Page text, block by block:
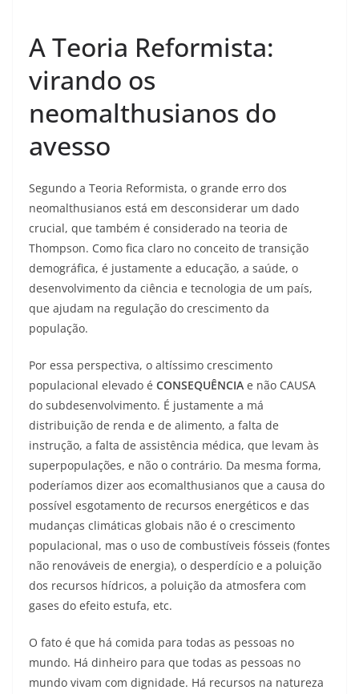
A Teoria Reformista:
virando os
neomalthusianos do
avesso
Segundo a Teoria Reformista, o grande erro dos
neomalthusianos está em desconsiderar um dado
crucial, que também é considerado na teoria de
Thompson. Como fica claro no conceito de transição
demográfica, é justamente a educação, a saúde, o
desenvolvimento da ciência e tecnologia de um país,
que ajudam na regulação do crescimento da
população.
Por essa perspectiva, o altíssimo crescimento
populacional elevado é CONSEQUÊNCIA e não CAUSA
do subdesenvolvimento. É justamente a má
distribuição de renda e de alimento, a falta de
instrução, a falta de assistência médica, que levam às
superpopulações, e não o contrário. Da mesma forma,
poderíamos dizer aos ecomalthusianos que a causa do
possível esgotamento de recursos energéticos e das
mudanças climáticas globais não é o crescimento
populacional, mas o uso de combustíveis fósseis (fontes
não renováveis de energia), o desperdício e a poluição
dos recursos hídricos, a poluição da atmosfera com
gases do efeito estufa, etc.
O fato é que há comida para todas as pessoas no
mundo. Há dinheiro para que todas as pessoas no
mundo vivam com dignidade. Há recursos na natureza